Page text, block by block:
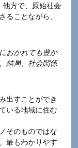
他方で、原始社会
ることながら、
おかれても豊か
結局、社会関係
出すことができ
いる地域に住む
そのものではな
最もわかりやす